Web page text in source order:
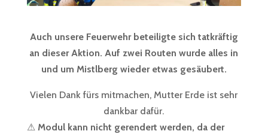
Auch unsere Feuerwehr beteiligte sich tatkräftig
an dieser Aktion. Auf zwei Routen wurde alles in
und um Mistlberg wieder etwas gesäubert.
Vielen Dank fürs mitmachen, Mutter Erde ist sehr
dankbar dafür.
⚠ Modul kann nicht gerendert werden, da der